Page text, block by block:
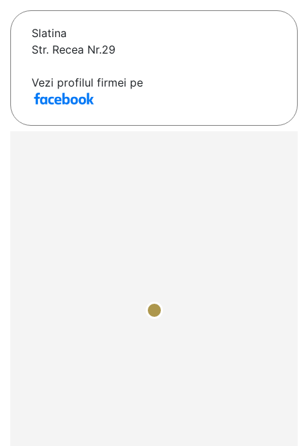
Slatina
Str. Recea Nr.29
Vezi profilul firmei pe